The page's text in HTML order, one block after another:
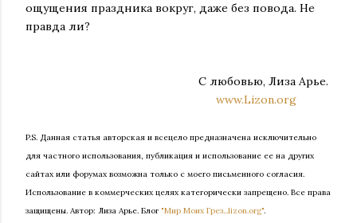
ощущения праздника вокруг, даже без повода. Не
правда ли?
С любовью, Лиза Арье.
www.Lizon.org
P.S. Данная статья авторская и всецело предназначена исключительно
для частного использования, публикация и использование ее на других
сайтах или форумах возможна только с моего письменного согласия.
Использование в коммерческих целях категорически запрещено. Все права
защищены. Автор: Лиза Арье. Блог "Мир Моих Грез...lizon.org".